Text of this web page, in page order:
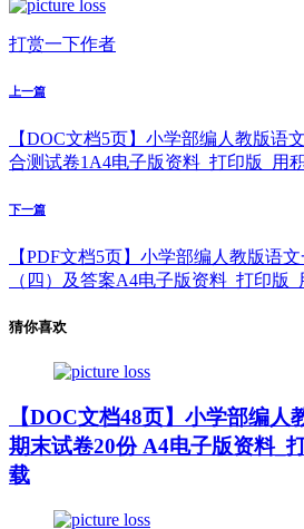
打赏一下作者
上一篇
【DOC文档5页】小学部编人教版语
合测试卷1A4电子版资料_打印版_用
下一篇
【PDF文档5页】小学部编人教版语
（四）及答案A4电子版资料_打印版
猜你喜欢
【DOC文档48页】小学部编人
期末试卷20份 A4电子版资料_
载